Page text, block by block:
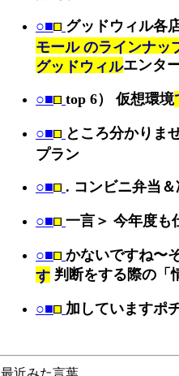
○■ グッドウィル各
モール のラインナッ
グッドウィルエンタ
○■ top 6） 仮想環境
○■ ところ分かりま
プラン
○■ . コンビニ弁当＆
○■ 一言＞ 今年度も
○■ かないですね〜
す 判断をする際の「
○■ 加していますポ
最近みた言葉